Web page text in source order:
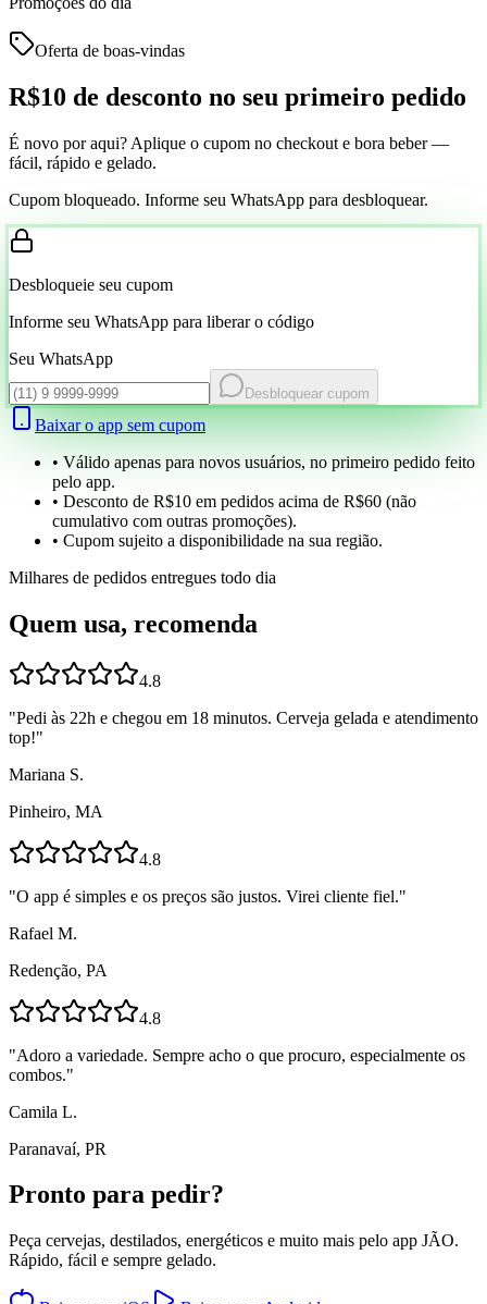
Oferta de boas-vindas
R$10 de desconto no seu primeiro pedido
É novo por aqui? Aplique o cupom no checkout e bora beber —
fácil, rápido e gelado.
Cupom bloqueado. Informe seu WhatsApp para desbloquear.
Desbloqueie seu cupom
Informe seu WhatsApp para liberar o código
Seu WhatsApp
Desbloquear cupom
Baixar o app sem cupom
• Válido apenas para novos usuários, no primeiro pedido feito
pelo app.
• Desconto de R$10 em pedidos acima de R$60 (não
cumulativo com outras promoções).
• Cupom sujeito a disponibilidade na sua região.
Milhares de pedidos entregues todo dia
Quem usa, recomenda
4.8
"Pedi às 22h e chegou em 18 minutos. Cerveja gelada e atendimento
top!"
Mariana S.
Pinheiro, MA
4.8
"O app é simples e os preços são justos. Virei cliente fiel."
Rafael M.
Redenção, PA
4.8
"Adoro a variedade. Sempre acho o que procuro, especialmente os
combos."
Camila L.
Paranavaí, PR
Pronto para pedir?
Peça cervejas, destilados, energéticos e muito mais pelo app JÃO.
Rápido, fácil e sempre gelado.